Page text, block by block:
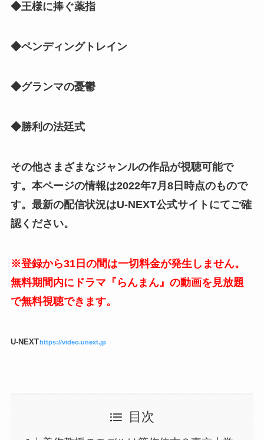
◆王様に捧ぐ薬指
◆ペンディングトレイン
◆グランマの憂鬱
◆勝利の法廷式
その他さまざまなジャンルの作品が視聴可能で
す。本ページの情報は2022年7月8日時点のもので
す。最新の配信状況はU-NEXT公式サイトにてご確
認ください。
※登録から31日の間は一切料金が発生しません。
無料期間内にドラマ『らんまん』の動画を見放題
で無料視聴できます。
U-NEXT https://video.unext.jp
目次